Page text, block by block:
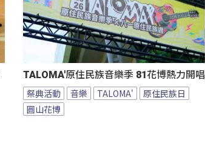
TALOMA'原住民族音樂季 81花博熱力開唱
祭典活動 音樂 TALOMA'
原住民族日
圓山花博